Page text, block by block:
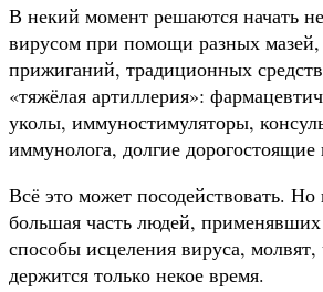
В некий момент решаются начать
вирусом при помощи разных мазей,
прижиганий, традиционных
«тяжёлая артиллерия»:
уколы, иммуностимуляторы,
иммунолога, долгие
Всё это может посодействовать.
большая часть людей,
способы исцеления вируса,
держится только некое время.